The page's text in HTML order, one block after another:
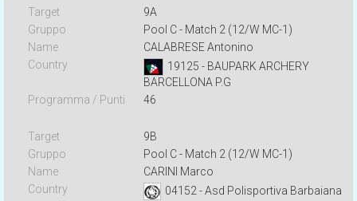
9A
Pool C - Match 2 (12/W MC-1)
CALABRESE Antonino
19125 - BAUPARK ARCHERY
BARCELLONA P.G
46
9B
Pool C - Match 2 (12/W MC-1)
CARINI Marco
04152 - Asd Polisportiva Barbaiana